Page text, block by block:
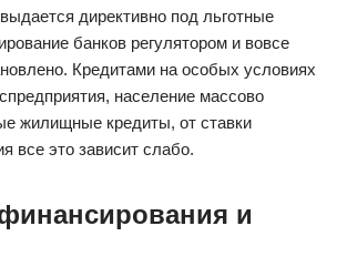
директивно под льготные
банков регулятором и вовсе
Кредитами на особых условиях
население массово
жилищные кредиты, от ставки
все это зависит слабо.
и